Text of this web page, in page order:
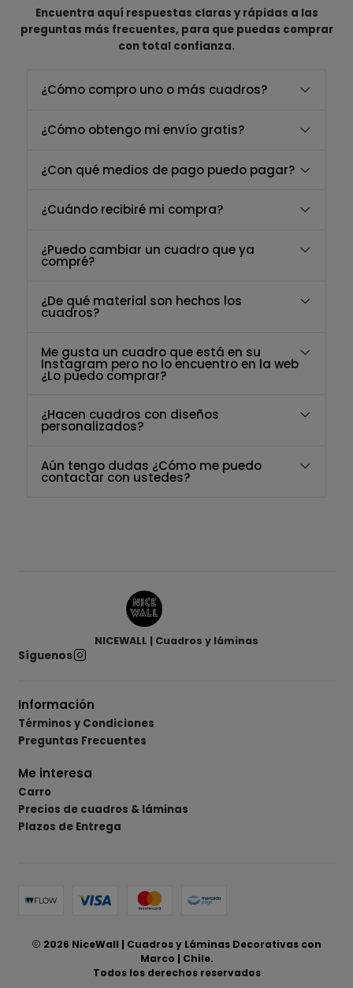
Encuentra aquí respuestas claras y rápidas a las
preguntas más frecuentes, para que puedas comprar
con total confianza.
¿Cómo compro uno o más cuadros?
¿Cómo obtengo mi envío gratis?
¿Con qué medios de pago puedo pagar?
¿Cuándo recibiré mi compra?
¿Puedo cambiar un cuadro que ya
compré?
¿De qué material son hechos los
cuadros?
Me gusta un cuadro que está en su
Instagram pero no lo encuentro en la web
¿Lo puedo comprar?
¿Hacen cuadros con diseños
personalizados?
Aún tengo dudas ¿Cómo me puedo
contactar con ustedes?
NICEWALL | Cuadros y láminas
Síguenos
Información
Términos y Condiciones
Preguntas Frecuentes
Me interesa
Carro
Precios de cuadros & láminas
Plazos de Entrega
2026 NiceWall | Cuadros y Láminas Decorativas con
Marco | Chile.
Todos los derechos reservados